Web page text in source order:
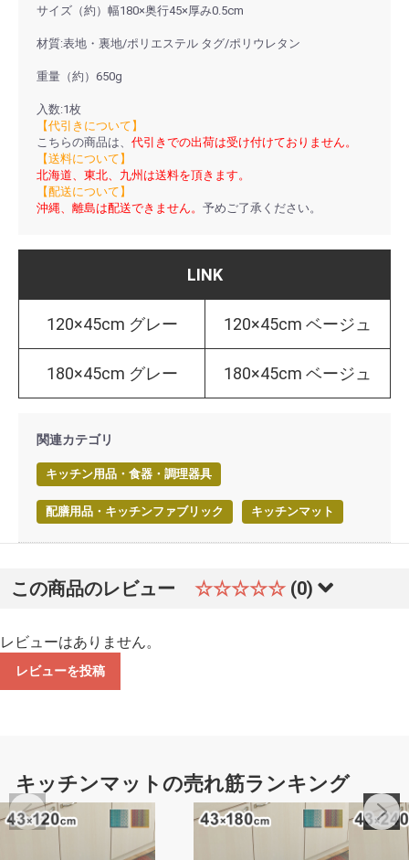
サイズ（約）幅180×奥行45×厚み0.5cm
材質:表地・裏地/ポリエステル タグ/ポリウレタン
重量（約）650g
入数:1枚
【代引きについて】
こちらの商品は、 代引きでの出荷は受け付けておりません。
【送料について】
北海道、東北、九州は送料を頂きます。
【配送について】
沖縄、離島は配送できません。 予めご了承ください。
LINK
120×45cm グレー 120×45cm ベージュ
180×45cm グレー 180×45cm ベージュ
関連カテゴリ
キッチン用品・食器・調理器具
配膳用品・キッチンファブリック キッチンマット
この商品のレビュー ☆☆☆☆☆ (0)
レビューはありません。
レビューを投稿
キッチンマットの売れ筋ランキング